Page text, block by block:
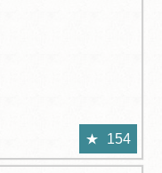
154